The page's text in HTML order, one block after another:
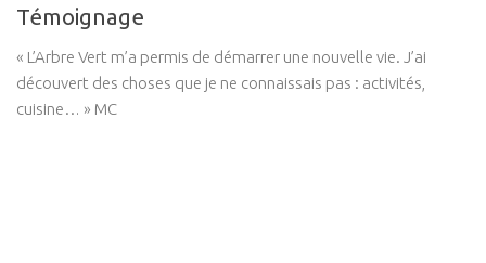
Témoignage
« L’Arbre Vert m’a permis de démarrer une nouvelle vie. J’ai
découvert des choses que je ne connaissais pas : activités,
cuisine… » MC